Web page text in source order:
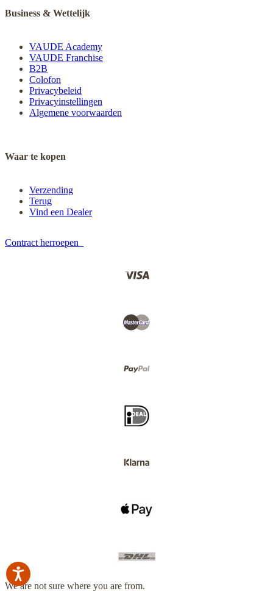
Business & Wettelijk
VAUDE Academy
VAUDE Franchise
B2B
Colofon
Privacybeleid
Privacyinstellingen
Algemene voorwaarden
Waar te kopen
Verzending
Terug
Vind een Dealer
Contract herroepen
We are not sure where you are from.